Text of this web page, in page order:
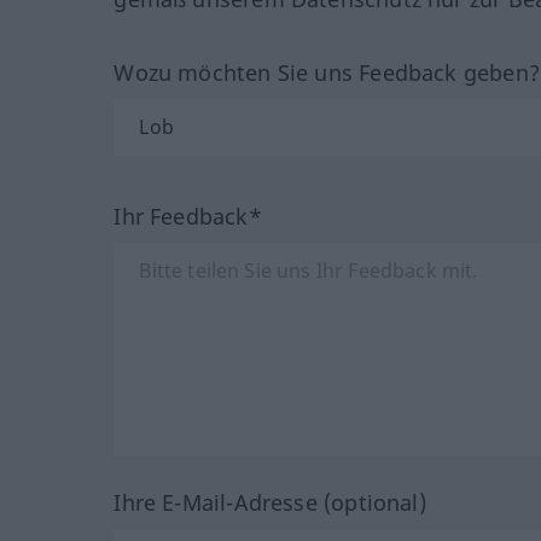
Wozu möchten Sie uns Feedback
Ihr Feedback*
Ihre E-Mail-Adresse (optional)